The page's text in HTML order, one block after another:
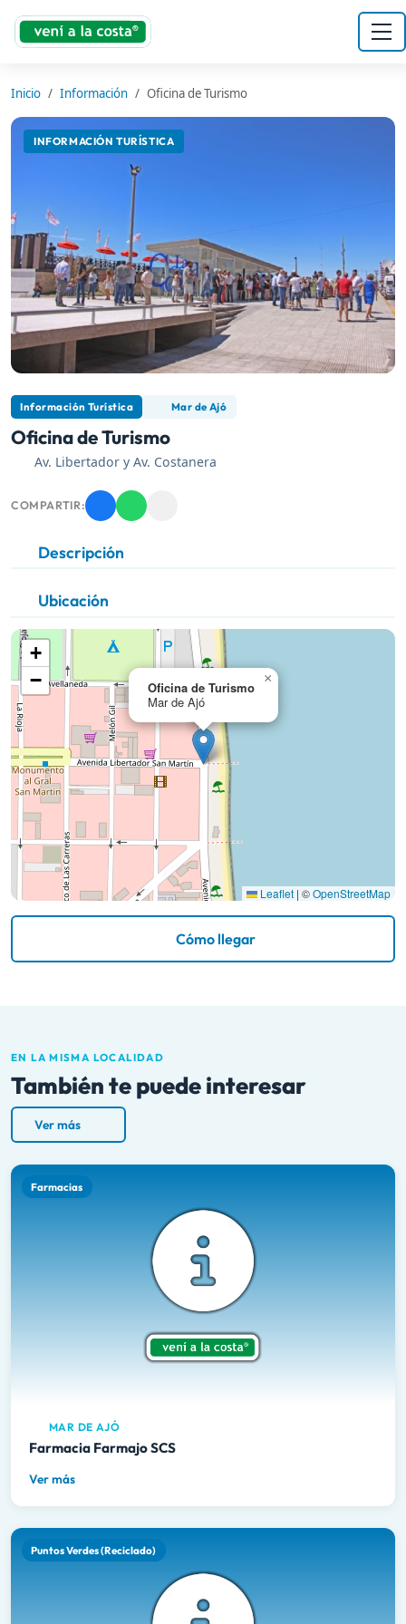
Inicio Información Oficina de Turismo
INFORMACIÓN TURÍSTICA
Información Turística Mar de Ajó
Oficina de Turismo
Av. Libertador y Av. Costanera
COMPARTIR:
Descripción
Ubicación
Oficina de Turismo
Mar de Ajó
×
+
−
Leaflet | ©OpenStreetMap
Cómo llegar
EN LA MISMA LOCALIDAD
También te puede interesar
Ver más
Farmacias
MAR DE AJÓ
Farmacia Farmajo SCS
Ver más
Puntos Verdes (Reciclado)